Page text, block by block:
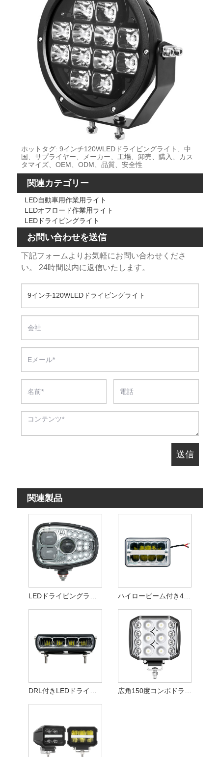
ホットタグ: 9インチ120WLEDドライビングライト、中
国、サプライヤー、メーカー、工場、卸売、購入、カス
タマイズ、OEM、ODM、品質、安全性
関連カテゴリー
LED自動車用作業用ライト
LEDオフロード作業用ライト
LEDドライビングライト
お問い合わせを送信
下記フォームよりお気軽にお問い合わせくださ
い。 24時間以内に返信いたします。
関連製品
ハイロービーム付き4x6LEDドライビングヘッドランプ